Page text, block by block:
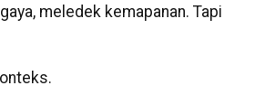
meledek kemapanan. Tapi